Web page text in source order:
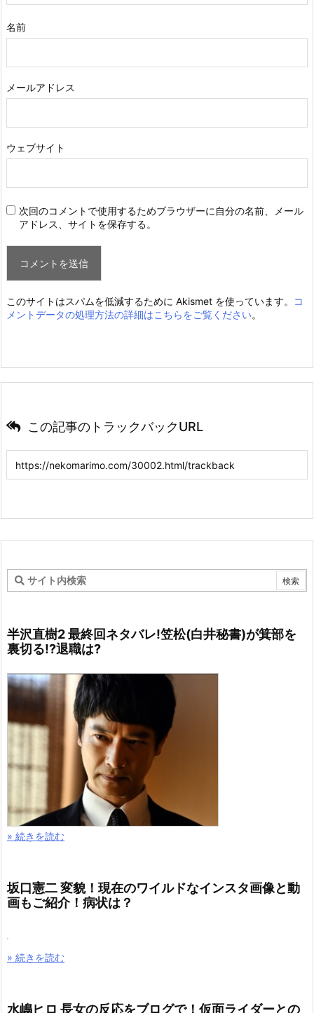
名前
メールアドレス
ウェブサイト
次回のコメントで使用するためブラウザーに自分の名前、メール
アドレス、サイトを保存する。
このサイトはスパムを低減するために Akismet を使っています。
コ
メントデータの処理方法の詳細はこちらをご覧ください。
この記事のトラックバックURL
半沢直樹2 最終回ネタバレ!笠松(白井秘書)が箕部を
裏切る!?退職は?
» 続きを読む
坂口憲二 変貌！現在のワイルドなインスタ画像と動
画もご紹介！病状は？
» 続きを読む
水嶋ヒロ 長女の反応をブログで！仮面ライダーとの